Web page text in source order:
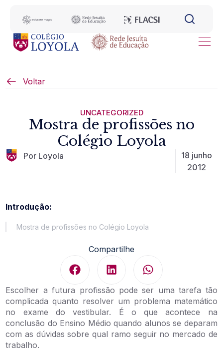
Voltar
UNCATEGORIZED
Mostra de profissões no
Colégio Loyola
Por Loyola
18 junho
2012
Introdução:
Mostra de profissões no Colégio Loyola
Compartilhe
Escolher a futura profissão pode ser uma tarefa tão
complicada quanto resolver um problema matemático
no exame do vestibular. É o que acontece na
conclusão do Ensino Médio quando alunos se deparam
com as dúvidas sobre qual ramo seguir no mercado de
trabalho.